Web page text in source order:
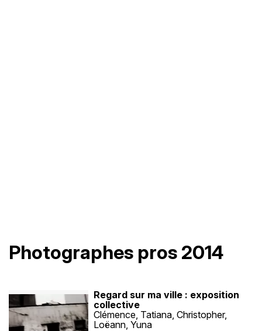
Photographes pros 2014
Regard sur ma ville : exposition
collective
Clémence, Tatiana, Christopher,
Loëann, Yuna